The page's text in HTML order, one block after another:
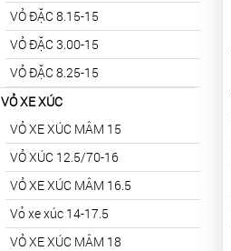
VỎ ĐẶC 8.15-15
VỎ ĐẶC 3.00-15
VỎ ĐẶC 8.25-15
VỎ XE XÚC
VỎ XE XÚC MÂM 15
VỎ XÚC 12.5/70-16
VỎ XE XÚC MÂM 16.5
Vỏ xe xúc 14-17.5
VỎ XE XÚC MÂM 18